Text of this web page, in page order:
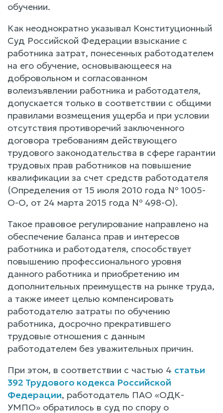
обучении.
Как неоднократно указывал Конституционный
Суд Российской Федерации взыскание с
работника затрат, понесенных работодателем
на его обучение, основывающееся на
добровольном и согласованном
волеизъявлении работника и работодателя,
допускается только в соответствии с общими
правилами возмещения ущерба и при условии
отсутствия противоречий заключенного
договора требованиям действующего
трудового законодательства в сфере гарантии
трудовых прав работников на повышение
квалификации за счет средств работодателя
(Определения от 15 июля 2010 года № 1005-
О-О, от 24 марта 2015 года № 498-О).
Такое правовое регулирование направлено на
обеспечение баланса прав и интересов
работника и работодателя, способствует
повышению профессионального уровня
данного работника и приобретению им
дополнительных преимуществ на рынке труда,
а также имеет целью компенсировать
работодателю затраты по обучению
работника, досрочно прекратившего
трудовые отношения с данным
работодателем без уважительных причин.
При этом, в соответствии с частью 4 статьи
392 Трудового кодекса Российской
Федерации, работодатель ПАО «ОДК-
УМПО» обратилось в суд по спору о